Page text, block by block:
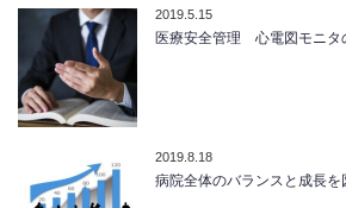
2019.5.15
医療安全管理 心電図モニタ
2019.8.18
病院全体のバランスと成長を